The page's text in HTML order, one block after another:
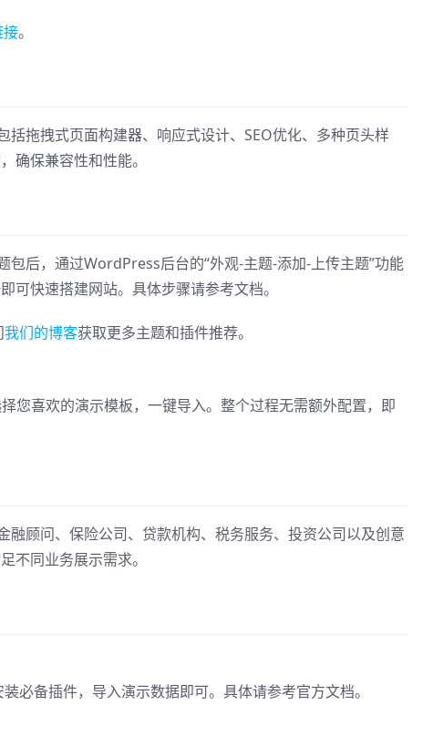
接。
拖拽式页面构建器、响应式设计、SEO优化、多种页头样
确保兼容性和性能。
后，通过WordPress后台的“外观-主题-添加-上传主题”功能
可快速搭建网站。具体步骤请参考文档。
我们的博客获取更多主题和插件推荐。
您喜欢的演示模板，一键导入。整个过程无需额外配置，即
顾问、保险公司、贷款机构、税务服务、投资公司以及创意
不同业务展示需求。
必备插件，导入演示数据即可。具体请参考官方文档。